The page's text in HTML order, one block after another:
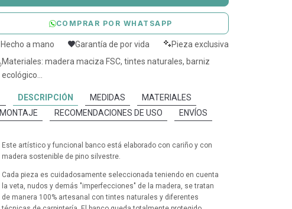
COMPRAR POR WHATSAPP
Hecho a mano Garantía de por vida
Pieza exclusiva
Materiales: madera maciza FSC, tintes naturales, barniz
ecológico...
DESCRIPCIÓN MEDIDAS
MATERIALES
MONTAJE
RECOMENDACIONES DE USO ENVÍOS
Este artístico y funcional banco está elaborado con cariño y con
madera sostenible de pino silvestre.
Cada pieza es cuidadosamente seleccionada teniendo en cuenta
la veta, nudos y demás "imperfecciones" de la madera, se tratan
de manera 100% artesanal con tintes naturales y diferentes